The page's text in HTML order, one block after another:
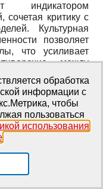
индикатором
сочетая критику с
Культурная
позволяет
что усиливает
между
кодам
молодежный сленг
но и зеркало
и протест
определяющий
обработка
информации с
чтобы
пользоваться
использования
.